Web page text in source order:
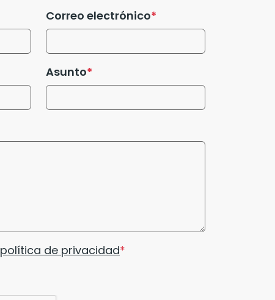
Correo electrónico
Asunto
política de privacidad